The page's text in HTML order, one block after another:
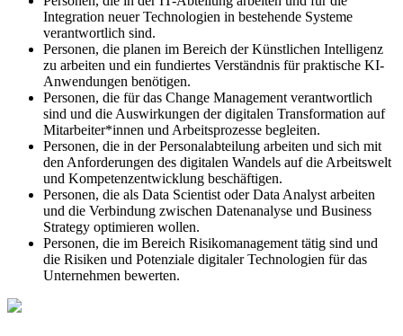
Integration neuer Technologien in bestehende Systeme
verantwortlich sind.
Personen, die planen im Bereich der Künstlichen Intelligenz
zu arbeiten und ein fundiertes Verständnis für praktische KI-
Anwendungen benötigen.
Personen, die für das Change Management verantwortlich
sind und die Auswirkungen der digitalen Transformation auf
Mitarbeiter*innen und Arbeitsprozesse begleiten.
Personen, die in der Personalabteilung arbeiten und sich mit
den Anforderungen des digitalen Wandels auf die Arbeitswelt
und Kompetenzentwicklung beschäftigen.
Personen, die als Data Scientist oder Data Analyst arbeiten
und die Verbindung zwischen Datenanalyse und Business
Strategy optimieren wollen.
Personen, die im Bereich Risikomanagement tätig sind und
die Risiken und Potenziale digitaler Technologien für das
Unternehmen bewerten.